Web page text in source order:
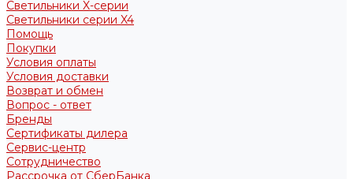
Светильники X-серии
Светильники серии X4
Помощь
Покупки
Условия оплаты
Условия доставки
Возврат и обмен
Вопрос - ответ
Бренды
Сертификаты дилера
Сервис-центр
Сотрудничество
Рассрочка от СберБанка